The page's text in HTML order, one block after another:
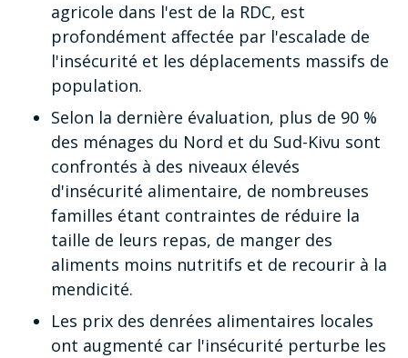
agricole dans l'est de la RDC, est
profondément affectée par l'escalade de
l'insécurité et les déplacements massifs de
population.
Selon la dernière évaluation, plus de 90 %
des ménages du Nord et du Sud-Kivu sont
confrontés à des niveaux élevés
d'insécurité alimentaire, de nombreuses
familles étant contraintes de réduire la
taille de leurs repas, de manger des
aliments moins nutritifs et de recourir à la
mendicité.
Les prix des denrées alimentaires locales
ont augmenté car l'insécurité perturbe les